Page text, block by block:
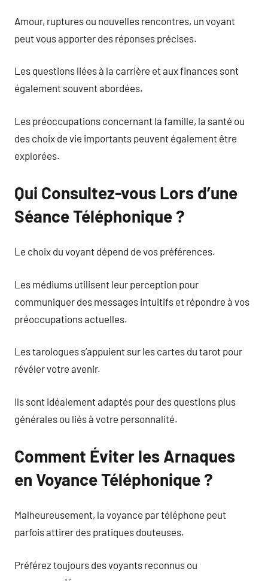
Amour, ruptures ou nouvelles rencontres, un voyant
peut vous apporter des réponses précises.
Les questions liées à la carrière et aux finances sont
également souvent abordées.
Les préoccupations concernant la famille, la santé ou
des choix de vie importants peuvent également être
explorées.
Qui Consultez-vous Lors d’une
Séance Téléphonique ?
Le choix du voyant dépend de vos préférences.
Les médiums utilisent leur perception pour
communiquer des messages intuitifs et répondre à vos
préoccupations actuelles.
Les tarologues s’appuient sur les cartes du tarot pour
révéler votre avenir.
Ils sont idéalement adaptés pour des questions plus
générales ou liés à votre personnalité.
Comment Éviter les Arnaques
en Voyance Téléphonique ?
Malheureusement, la voyance par téléphone peut
parfois attirer des pratiques douteuses.
Préférez toujours des voyants reconnus ou